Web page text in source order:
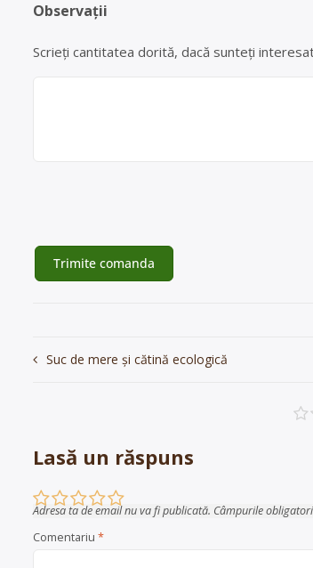
Observații
Scrieți cantitatea dorită, dacă sunteți
Navigare
Suc de mere și cătină ecologică
Lasă un răspuns
Adresa ta de email nu va fi publicată. Câmpurile
Comentariu *